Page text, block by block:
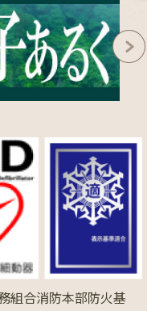
組合消防本部防火基